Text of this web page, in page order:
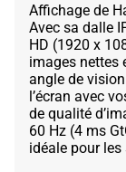
Affichage de
Avec sa dalle
HD (1920 x
images nettes
angle de
l’écran avec
de qualité
60 Hz (4 ms
idéale pour